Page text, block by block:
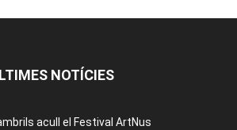
NOTÍCIES
acull el Festival ArtNus